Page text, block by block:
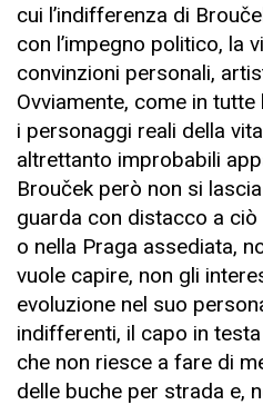
cui l’indifferenza di
con l’impegno politico, la
convinzioni personali,
Ovviamente, come in
i personaggi reali della
altrettanto improbabili
Brouček però non si
guarda con distacco a ciò
o nella Praga assediata,
vuole capire, non gli
evoluzione nel suo
indifferenti, il capo in testa
che non riesce a fare di
delle buche per strada e,